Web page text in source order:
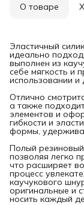
О товаре
Эластичный
идеально
выполнен из
себе мягкость и
использовании и
Отлично
а также
элементов и
гибкости и
формы,
Полый
позволяя легко
что расширяет
процесс
каучукового
оригинальные и
носить каждый